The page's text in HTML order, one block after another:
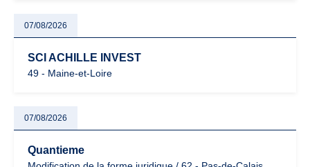
07/08/2026
SCI ACHILLE INVEST
49 - Maine-et-Loire
07/08/2026
Quantieme